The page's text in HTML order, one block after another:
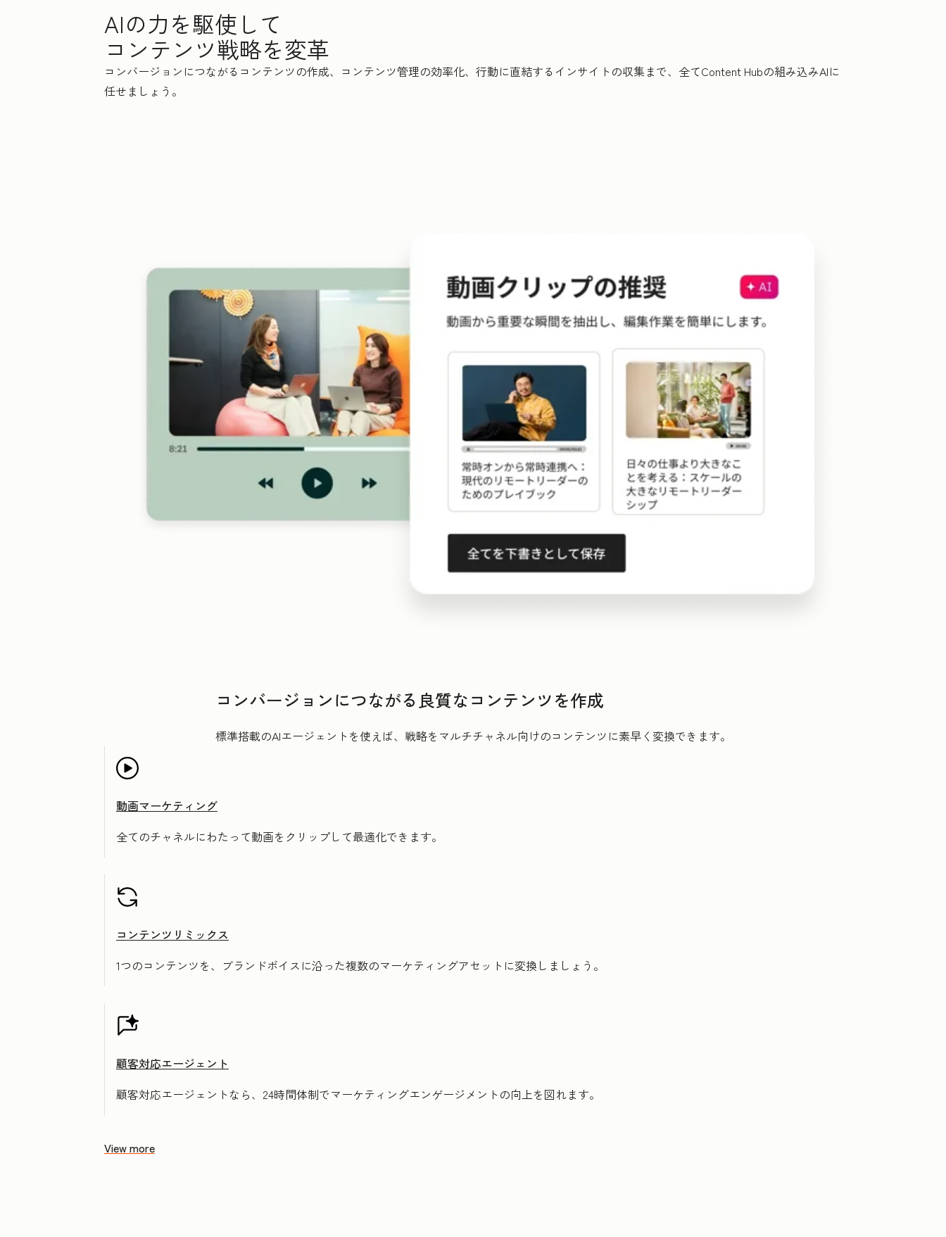
AIの力を駆使して
コンテンツ戦略を変革
コンバージョンにつながるコンテンツの作成、コンテンツ管理の効率化、行動に直結するインサイトの収集まで、全てContent Hubの組み込みAIに
任せましょう。
コンバージョンにつながる良質なコンテンツを作成
標準搭載のAIエージェントを使えば、戦略をマルチチャネル向けのコンテンツに素早く変換できます。
動画マーケティング
全てのチャネルにわたって動画をクリップして最適化できます。
コンテンツリミックス
1つのコンテンツを、ブランドボイスに沿った複数のマーケティングアセットに変換しましょう。
顧客対応エージェント
顧客対応エージェントなら、24時間体制でマーケティングエンゲージメントの向上を図れます。
View more